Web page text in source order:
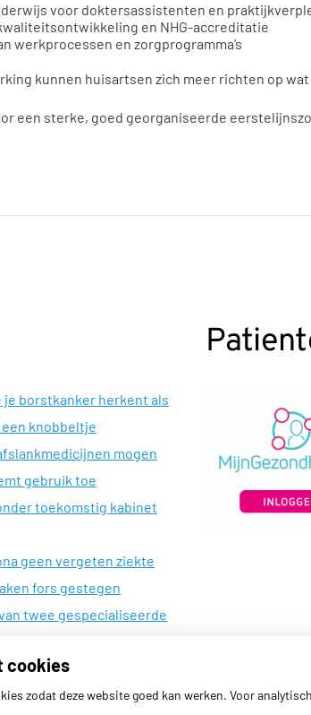
voor doktersassistenten en
en NHG-accreditatie
werkprocessen en zorgprogramma’s
kunnen huisartsen zich meer richten op
een sterke, goed georganiseerde
borstkanker herkent als
knobbeltje
mogen
gebruik toe
toekomstig kabinet
geen vergeten ziekte
fors gestegen
twee gespecialiseerde
cookies
zodat deze website goed kan werken. Voor